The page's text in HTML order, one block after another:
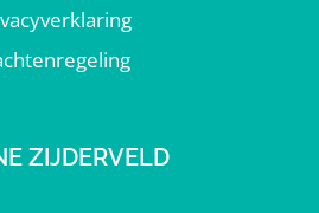
ZIJDERVELD